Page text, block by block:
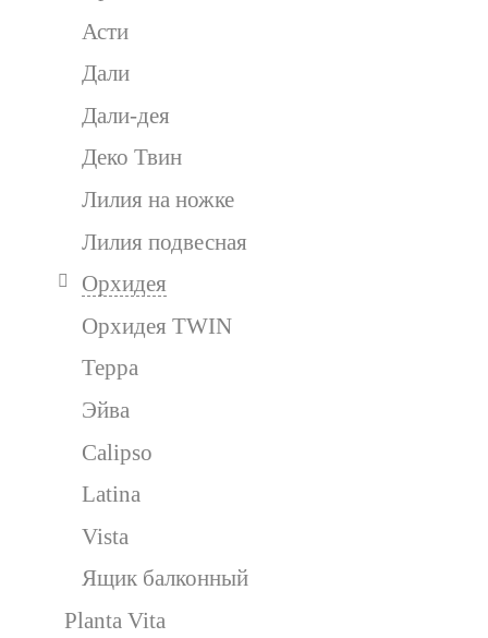
Асти
Дали
Дали-дея
Деко Твин
Лилия на ножке
Лилия подвесная
Орхидея
Орхидея TWIN
Терра
Эйва
Calipso
Latina
Vista
Ящик балконный
Planta Vita